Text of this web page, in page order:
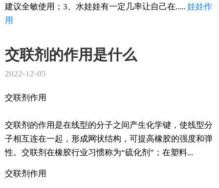
建议全敏使用；3、水娃娃有一定几率让自己在..... 娃娃作
用
交联剂的作用是什么
2022-12-05
交联剂作用
交联剂的作用是在线型的分子之间产生化学键，使线型分
子相互连在一起，形成网状结构，可提高橡胶的强度和弹
性。交联剂在橡胶行业习惯称为“硫化剂”；在塑料...
交联剂作用